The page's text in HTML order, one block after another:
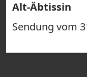
Alt-Äbtissin
Sendung vom